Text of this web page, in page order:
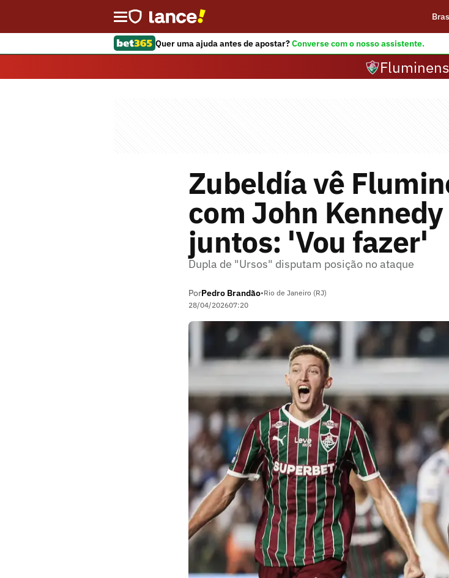
Quer uma ajuda antes de apostar?Converse com o nosso assistente.
Zubeldía vê
com John
juntos: 'Vou fazer'
Dupla de "Ursos" disputam posição no ataque
PorPedro Brandão•Rio de Janeiro (RJ)
28/04/202607:20